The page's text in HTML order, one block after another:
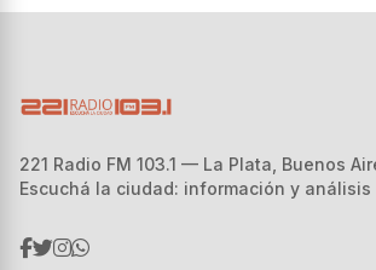
221 Radio FM 103.1 — La Plata, Buenos
Escuchá la ciudad: información y análisis